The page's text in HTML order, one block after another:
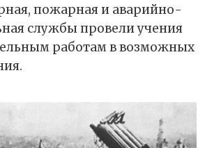
пожарная и аварийно-
службы провели учения
работам в возможных